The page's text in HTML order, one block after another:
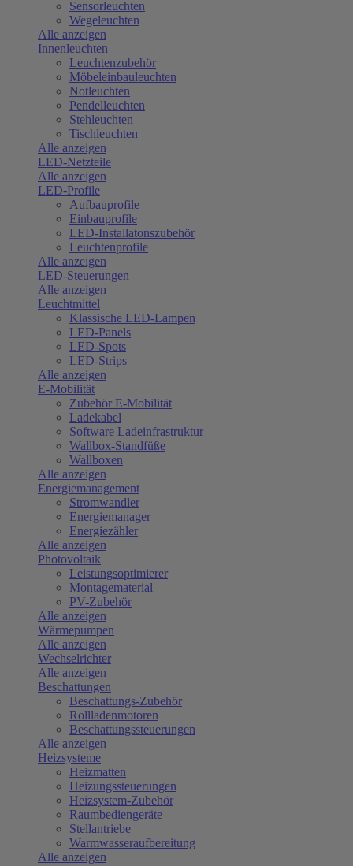
Sensorleuchten
Wegeleuchten
Alle anzeigen
Innenleuchten
Leuchtenzubehör
Möbeleinbauleuchten
Notleuchten
Pendelleuchten
Stehleuchten
Tischleuchten
Alle anzeigen
LED-Netzteile
Alle anzeigen
LED-Profile
Aufbauprofile
Einbauprofile
LED-Installatonszubehör
Leuchtenprofile
Alle anzeigen
LED-Steuerungen
Alle anzeigen
Leuchtmittel
Klassische LED-Lampen
LED-Panels
LED-Spots
LED-Strips
Alle anzeigen
E-Mobilität
Zubehör E-Mobilität
Ladekabel
Software Ladeinfrastruktur
Wallbox-Standfüße
Wallboxen
Alle anzeigen
Energiemanagement
Stromwandler
Energiemanager
Energiezähler
Alle anzeigen
Photovoltaik
Leistungsoptimierer
Montagematerial
PV-Zubehör
Alle anzeigen
Wärmepumpen
Alle anzeigen
Wechselrichter
Alle anzeigen
Beschattungen
Beschattungs-Zubehör
Rollladenmotoren
Beschattungssteuerungen
Alle anzeigen
Heizsysteme
Heizmatten
Heizungssteuerungen
Heizsystem-Zubehör
Raumbediengeräte
Stellantriebe
Warmwasseraufbereitung
Alle anzeigen